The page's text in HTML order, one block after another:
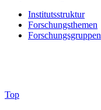
Institutsstruktur
Forschungsthemen
Forschungsgruppen
Top